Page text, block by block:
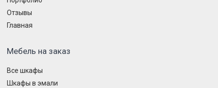
Отзывы
Главная
Мебель на заказ
Все шкафы
Шкафы в эмали